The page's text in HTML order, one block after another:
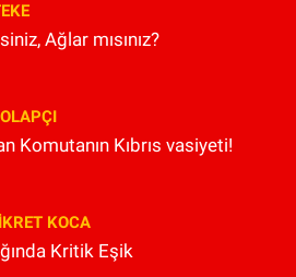
Ağlar mısınız?
Komutanın Kıbrıs vasiyeti!
KOCA
Kritik Eşik